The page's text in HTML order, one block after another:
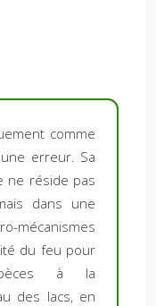
comme
erreur. Sa
ne réside pas
dans une
du feu pour
à la
des lacs, en